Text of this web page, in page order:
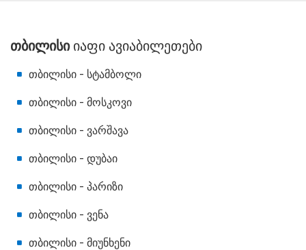
თბილისიიაფი ავიაბილეთები
თბილისი - სტამბოლი
თბილისი - მოსკოვი
თბილისი - ვარშავა
თბილისი - დუბაი
თბილისი - პარიზი
თბილისი - ვენა
თბილისი - მიუნხენი